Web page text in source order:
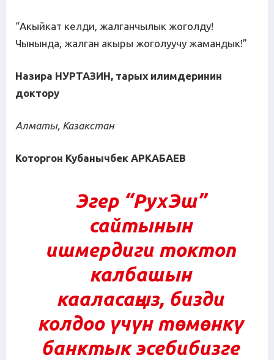
“Акыйкат келди, жалганчылык жоголду!
Чынында, жалган акыры жоголуучу жамандык!”
Назира НУРТАЗИН, тарых илимдеринин
доктору
Алматы, Казакстан
Которгон Кубанычбек АРКАБАЕВ
Эгер “РухЭш”
сайтынын
ишмердиги токтоп
калбашын
кааласаңыз, бизди
колдоо үчүн төмөнкү
банктык эсебибизге